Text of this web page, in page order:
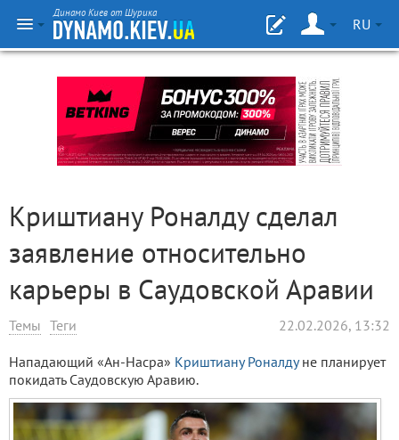
Динамо Киев от Шурика
RU
Криштиану Роналду сделал
заявление относительно
карьеры в Саудовской Аравии
Темы Теги 22.02.2026, 13:32
Нападающий «Ан-Насра» Криштиану Роналдуне планирует
покидать Саудовскую Аравию.